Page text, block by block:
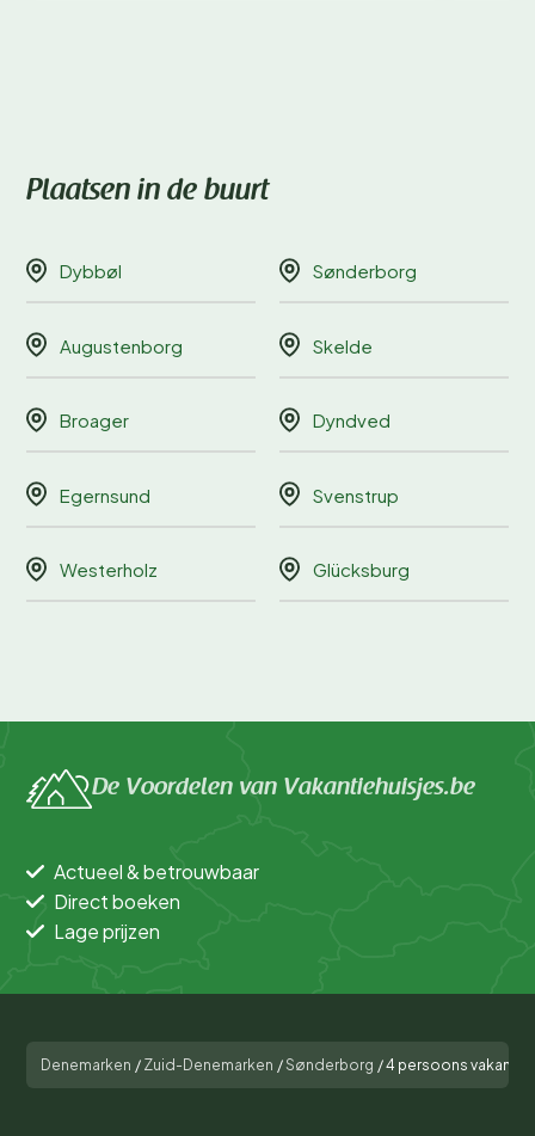
Plaatsen in de buurt
Dybbøl Sønderborg
Augustenborg Skelde
Broager Dyndved
Egernsund Svenstrup
Westerholz Glücksburg
De Voordelen van Vakantiehuisjes.be
Actueel & betrouwbaar
Direct boeken
Lage prijzen
Denemarken / Zuid-Denemarken /Sønderborg /4 persoons vakantie